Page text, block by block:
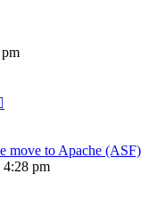
move to Apache (ASF)
pm